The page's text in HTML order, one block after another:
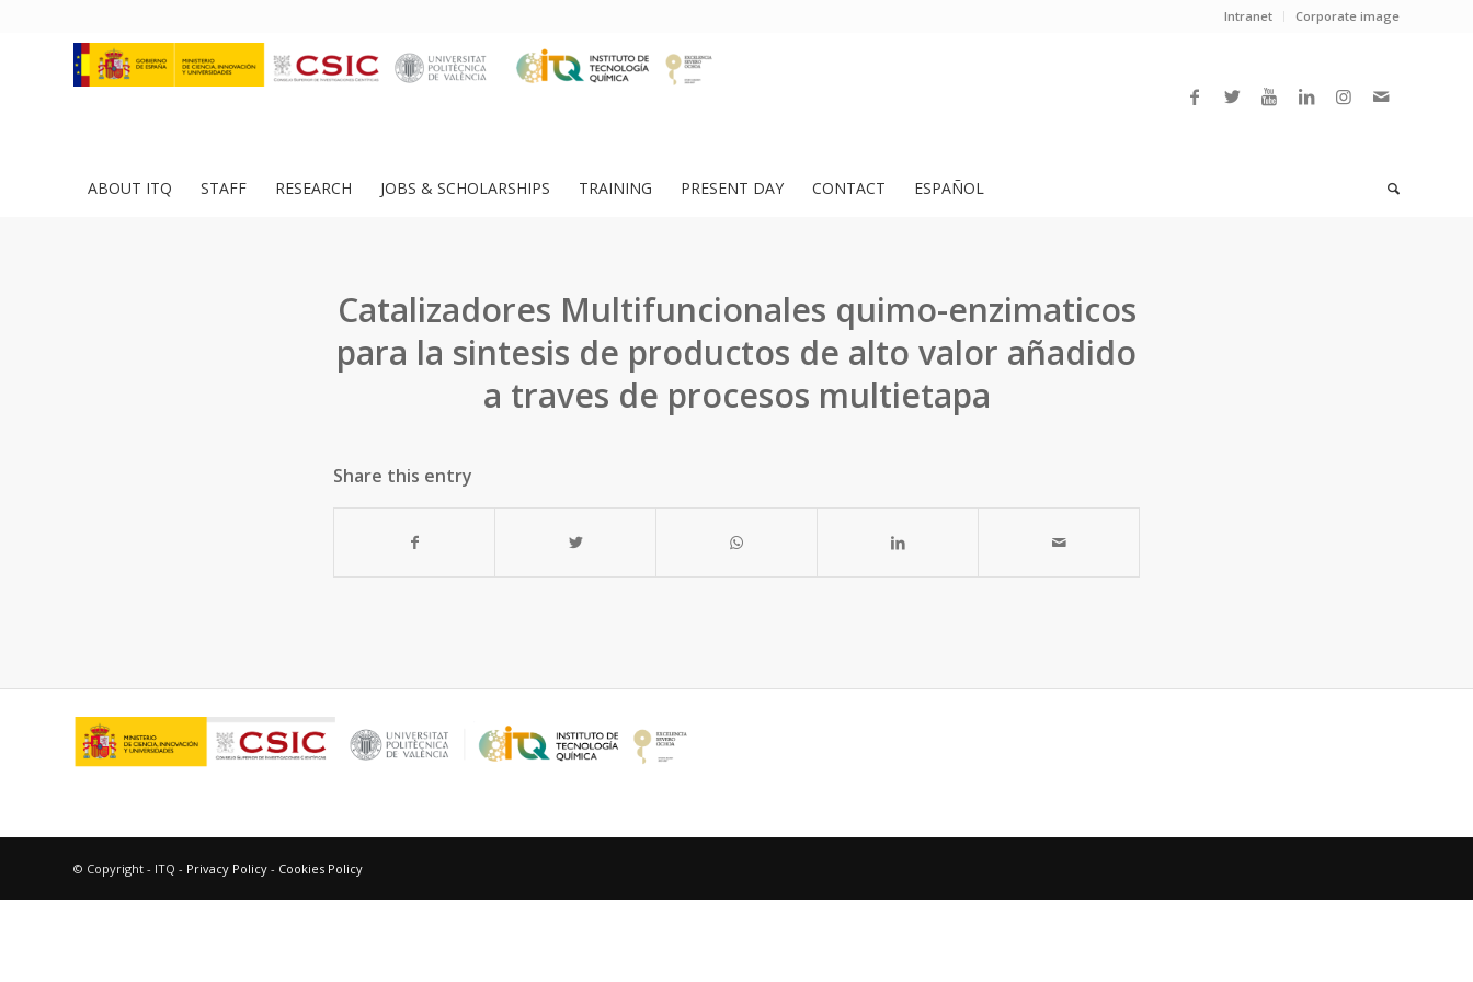
Intranet Corporate image
ABOUT ITQ STAFF RESEARCH JOBS & SCHOLARSHIPS TRAINING PRESENT DAY CONTACT ESPAÑOL
Catalizadores Multifuncionales quimo-enzimaticos
para la sintesis de productos de alto valor añadido
a traves de procesos multietapa
Share this entry
© Copyright - ITQ - Privacy Policy - Cookies Policy